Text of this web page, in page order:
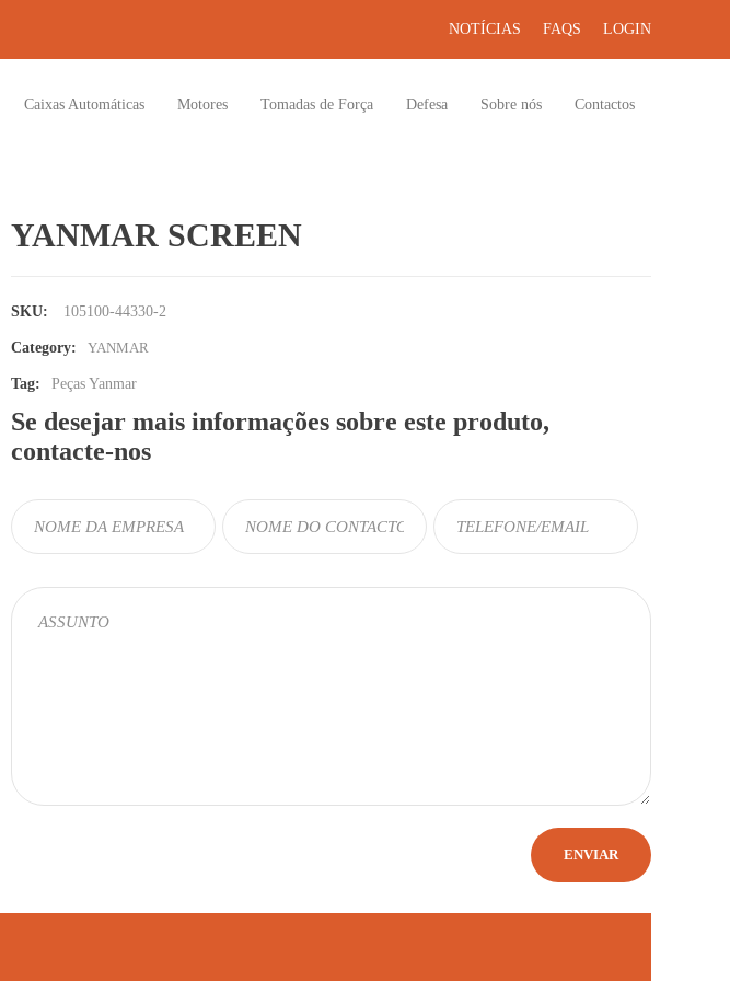
NOTÍCIAS FAQS LOGIN
Caixas Automáticas Motores Tomadas de Força Defesa Sobre nós Contactos
YANMAR SCREEN
SKU: 105100-44330-2
Category: YANMAR
Tag: Peças Yanmar
Se desejar mais informações sobre este produto,
contacte-nos